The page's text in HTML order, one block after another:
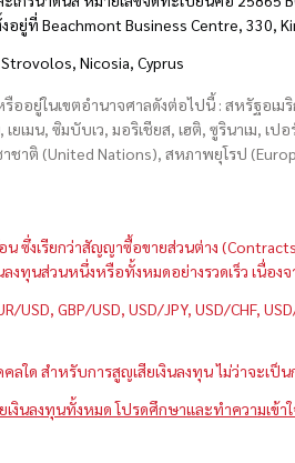
งอยู่ที่ Beachmont Business Centre, 330,
Nicosia, Cyprus
อยู่ในเขตอำนาจศาลดังต่อไปนี้ : สหรัฐอ
ยเมน, ซิมบับเว, มอริเชียส, เฮติ, ซูรินาเม,
าติ (United Nations), สหภาพยุโรป
ซึ่งเรียกว่าสัญญาซื้อขายส่วนต่าง
งทุนส่วนหนึ่งหรือทั้งหมดอย่างรวดเร็ว เนื่
USD, GBP/USD, USD/JPY, USD/CHF,
ใด สำหรับการสูญเสียเงินลงทุน ไม่ว่าจะเ
นลงทุนทั้งหมด โปรดศึกษาและทำความเข้า